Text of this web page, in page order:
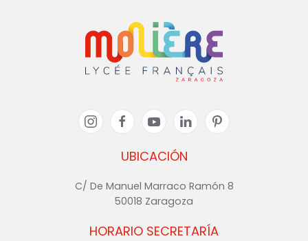
UBICACIÓN
C/ De Manuel Marraco Ramón 8
50018 Zaragoza
HORARIO SECRETARÍA